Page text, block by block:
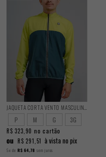
JAQUETA CORTA VENTO MASCULINA CLASSIC SIMIC
P M G 3G
R$ 323,90 no cartão
ou R$ 291,51 à vista no pix
5x de R$ 64,78 sem juros